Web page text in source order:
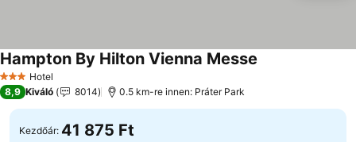
3 Kategória
Hotel
Hampton By Hilton Vienna Messe
8,9 Kiváló 8014 0.5 km-re innen: Práter Park
Kezdőár: 41 875 Ft